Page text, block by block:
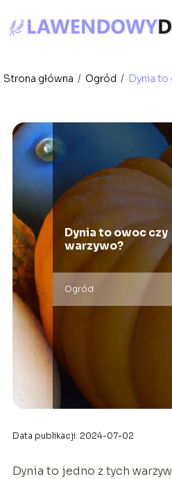
Strona główna / Ogród / Dynia to
Dynia to owoc czy
warzywo?
Ogród
Data publikacji: 2024-07-02
Dynia to jedno z tych